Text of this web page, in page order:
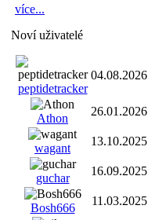
více...
Noví uživatelé
peptidetracker
04.08.2026
Athon
26.01.2026
wagant
13.10.2025
guchar
16.09.2025
Bosh666
11.03.2025